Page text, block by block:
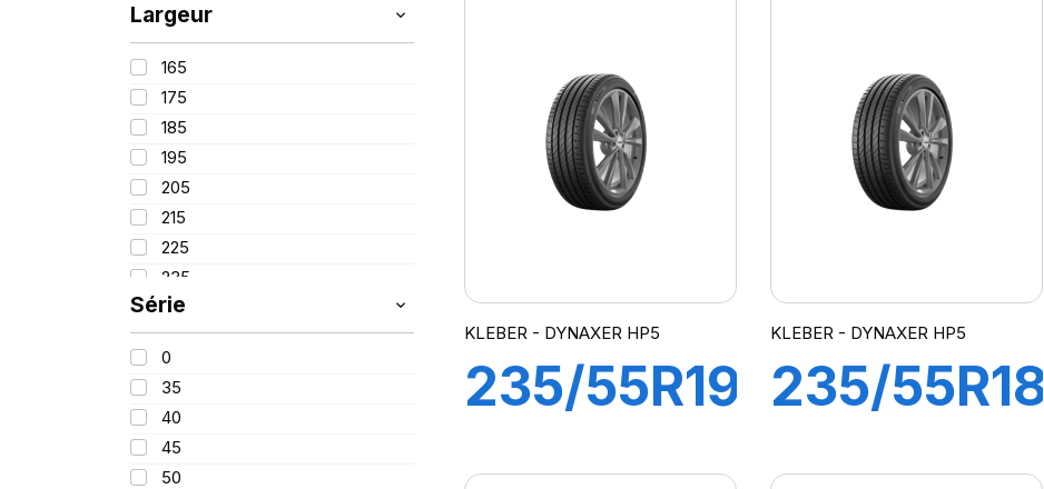
ITALMATIC
LASSA (174)
LING LONG
MICHELIN
MITAS
Mondolfo ferro
PIRELLI
PROMETEON
SCHRADER
SPEEDWAYS
Largeur
165
175
185
195
205
215
225
235
245
255
260
280
380
420
Série
0
35
40
45
50
KLEBER - DYNAXER HP5
235/55R19
KLEBER - DYNAXER HP5
235/55R18